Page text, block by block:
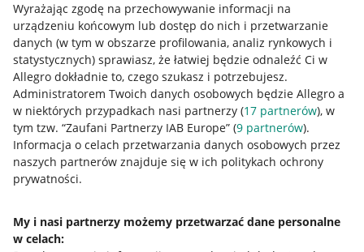
Wyrażając zgodę na przechowywanie informacji na
urządzeniu końcowym lub dostęp do nich i przetwarzanie
danych (w tym w obszarze profilowania, analiz rynkowych i
statystycznych) sprawiasz, że łatwiej będzie odnaleźć Ci w
Allegro dokładnie to, czego szukasz i potrzebujesz.
Administratorem Twoich danych osobowych będzie Allegro a
w niektórych przypadkach nasi partnerzy (17 partnerów), w
tym tzw. “Zaufani Partnerzy IAB Europe” (9 partnerów).
Informacja o celach przetwarzania danych osobowych przez
naszych partnerów znajduje się w ich politykach ochrony
prywatności.
My i nasi partnerzy możemy przetwarzać dane personalne
w celach:
Przydatne informacje
Jak to działa
Napisz do nas
Allegro Gadane dla sprzedających
Allegro Gadane dla kupujących